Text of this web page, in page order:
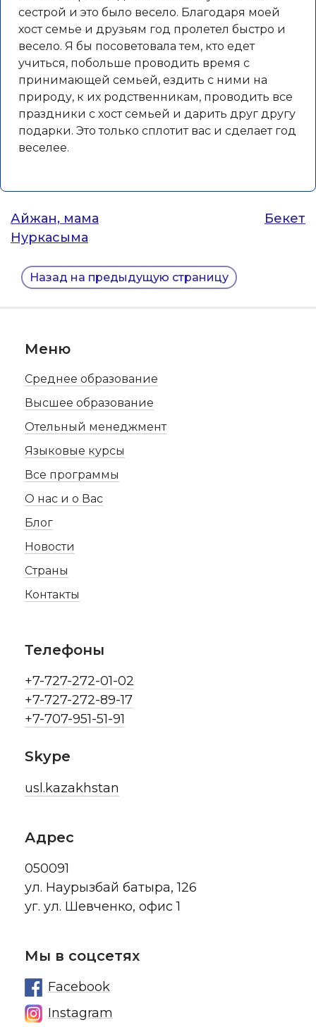
сестрой и это было весело. Благодаря моей
хост семье и друзьям год пролетел быстро и
весело. Я бы посоветовала тем, кто едет
учиться, побольше проводить время с
принимающей семьей, ездить с ними на
природу, к их родственникам, проводить все
праздники с хост семьей и дарить друг другу
подарки. Это только сплотит вас и сделает год
веселее.
Навигация
по
записям
Айжан, мама
Нуркасыма
Бекет
Назад на предыдущую страницу
Мы в соцсетях
Facebook
Instagram
Адрес
050091
ул. Наурызбай батыра, 126
уг. ул. Шевченко, офис 1
Телефоны
+7-727-272-01-02
+7-727-272-89-17
+7-707-951-51-91
Skype
usl.kazakhstan
Меню
Среднее образование
Высшее образование
Отельный менеджмент
Языковые курсы
Все программы
О нас и о Вас
Блог
Новости
Страны
Контакты